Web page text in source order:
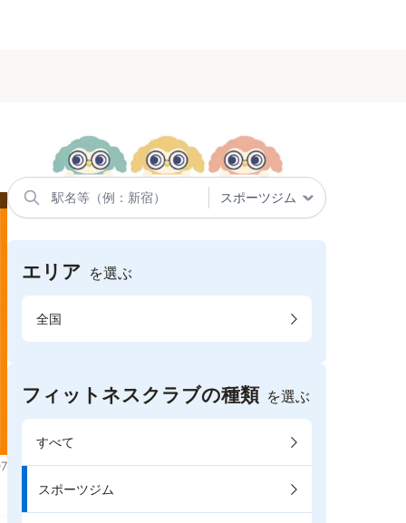
エリア を選ぶ
全国
フィットネスクラブの種類 を選ぶ
すべて
スポーツジム